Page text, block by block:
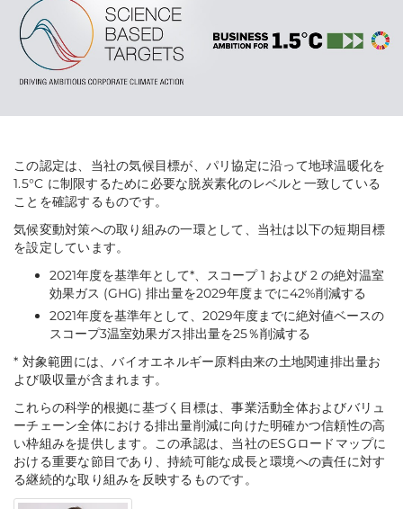
この認定は、当社の気候目標が、パリ協定に沿って地球温暖化を
1.5°C に制限するために必要な脱炭素化のレベルと一致している
ことを確認するものです。
気候変動対策への取り組みの一環として、当社は以下の短期目標
を設定しています。
2021年度を基準年として*、スコープ 1 および 2 の絶対温室
効果ガス (GHG) 排出量を2029年度までに42%削減する
2021年度を基準年として、2029年度までに絶対値ベースの
スコープ3温室効果ガス排出量を25％削減する
* 対象範囲には、バイオエネルギー原料由来の土地関連排出量お
よび吸収量が含まれます。
これらの科学的根拠に基づく目標は、事業活動全体およびバリュ
ーチェーン全体における排出量削減に向けた明確かつ信頼性の高
い枠組みを提供します。この承認は、当社のESGロードマップに
おける重要な節目であり、持続可能な成長と環境への責任に対す
る継続的な取り組みを反映するものです。